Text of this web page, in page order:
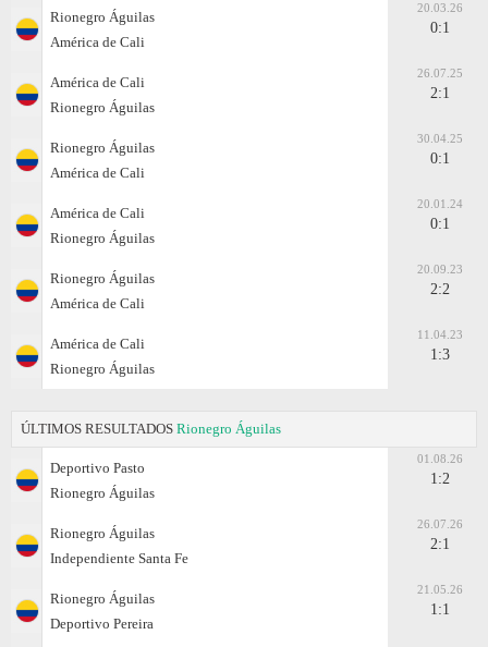
Rionegro Águilas
América de Cali
20.03.26
0:1
América de Cali
Rionegro Águilas
26.07.25
2:1
Rionegro Águilas
América de Cali
30.04.25
0:1
América de Cali
Rionegro Águilas
20.01.24
0:1
Rionegro Águilas
América de Cali
20.09.23
2:2
América de Cali
Rionegro Águilas
11.04.23
1:3
ÚLTIMOS RESULTADOS Rionegro Águilas
Deportivo Pasto
Rionegro Águilas
01.08.26
1:2
Rionegro Águilas
Independiente Santa Fe
26.07.26
2:1
Rionegro Águilas
Deportivo Pereira
21.05.26
1:1